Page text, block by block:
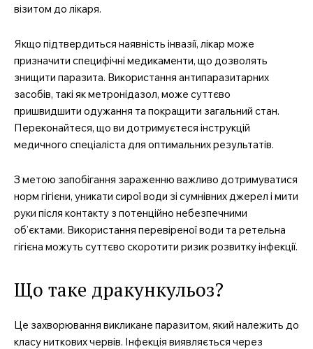
візитом до лікаря.
Якщо підтвердиться наявність інвазії, лікар може
призначити специфічні медикаменти, що дозволять
знищити паразита. Використання антипаразитарних
засобів, такі як метронідазол, може суттєво
пришвидшити одужання та покращити загальний стан.
Переконайтеся, що ви дотримуєтеся інструкцій
медичного спеціаліста для оптимальних результатів.
З метою запобігання зараженню важливо дотримуватися
норм гігієни, уникати сирої води зі сумнівних джерел і мити
руки після контакту з потенційно небезпечними
об’єктами. Використання перевіреної води та ретельна
гігієна можуть суттєво скоротити ризик розвитку інфекції.
Що таке дракункульоз?
Це захворювання викликане паразитом, який належить до
класу ниткових червів. Інфекція виявляється через